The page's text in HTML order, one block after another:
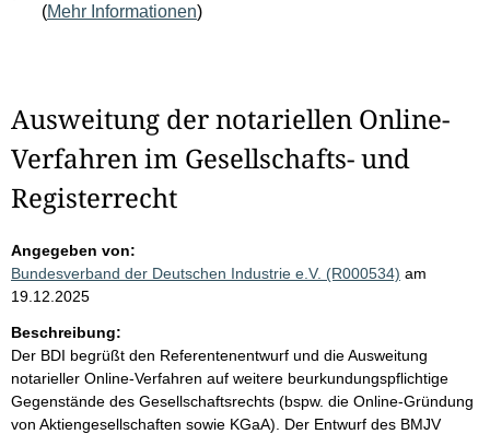
(Mehr Informationen)
Ausweitung der notariellen Online-
Verfahren im Gesellschafts- und
Registerrecht
Angegeben von:
Bundesverband der Deutschen Industrie e.V. (R000534) am
19.12.2025
Beschreibung:
Der BDI begrüßt den Referentenentwurf und die Ausweitung
notarieller Online-Verfahren auf weitere beurkundungspflichtige
Gegenstände des Gesellschaftsrechts (bspw. die Online-Gründung
von Aktiengesellschaften sowie KGaA). Der Entwurf des BMJV